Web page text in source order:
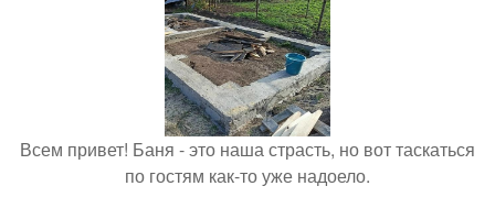
Всем привет! Баня - это наша страсть, но вот таскаться
по гостям как-то уже надоело.